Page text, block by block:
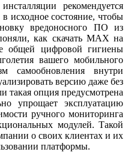
рекомендуется
исходное состояние, чтобы
вредоносного ПО из
как скачать MAX на
общей цифровой гигиены
вашего мобильного
самообновления внутри
версию даже без
такая опция предусмотрена
упрощает эксплуатацию
ручного мониторинга
модулей. Такой
о своих клиентах и их
платформы.